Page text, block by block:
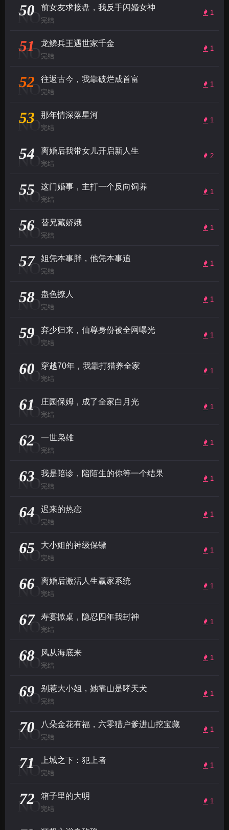
NO
50 1
前女友求接盘，我反手闪婚女神
完结
NO
51 1
龙鳞兵王遇世家千金
完结
NO
52 1
往返古今，我靠破烂成首富
完结
NO
53 1
那年情深落星河
完结
NO
54 2
离婚后我带女儿开启新人生
完结
NO
55 1
这门婚事，主打一个反向饲养
完结
NO
56 1
替兄藏娇娥
完结
NO
57 1
姐凭本事胖，他凭本事追
完结
NO
58 1
蛊色撩人
完结
NO
59 1
弃少归来，仙尊身份被全网曝光
完结
NO
60 1
穿越70年，我靠打猎养全家
完结
NO
61 1
庄园保姆，成了全家白月光
完结
NO
62 1
一世枭雄
完结
NO
63 1
我是陪诊，陪陌生的你等一个结果
完结
NO
64 1
迟来的热恋
完结
NO
65 1
大小姐的神级保镖
完结
NO
66 1
离婚后激活人生赢家系统
完结
NO
67 1
寿宴掀桌，隐忍四年我封神
完结
NO
68 1
风从海底来
完结
NO
69 1
别惹大小姐，她靠山是哮天犬
完结
NO
70 1
八朵金花有福，六零猎户爹进山挖宝藏
完结
NO
71 1
上城之下：犯上者
完结
NO
72 1
箱子里的大明
完结